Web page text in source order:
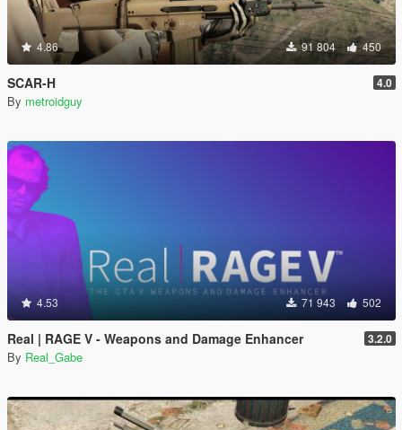
4.86 91 804 450
SCAR-H 4.0
By metroidguy
4.53 71 943 502
Real | RAGE V - Weapons and Damage Enhancer 3.2.0
By Real_Gabe